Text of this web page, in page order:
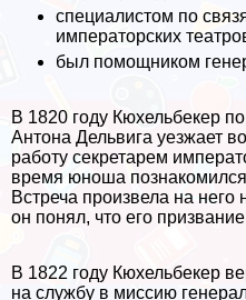
специалистом по
императорских
был помощником
В 1820 году Кюхельбекер
Антона Дельвига уезжает
работу секретарем
время юноша
Встреча произвела на него
он понял, что его
В 1822 году Кюхельбекер
на службу в миссию